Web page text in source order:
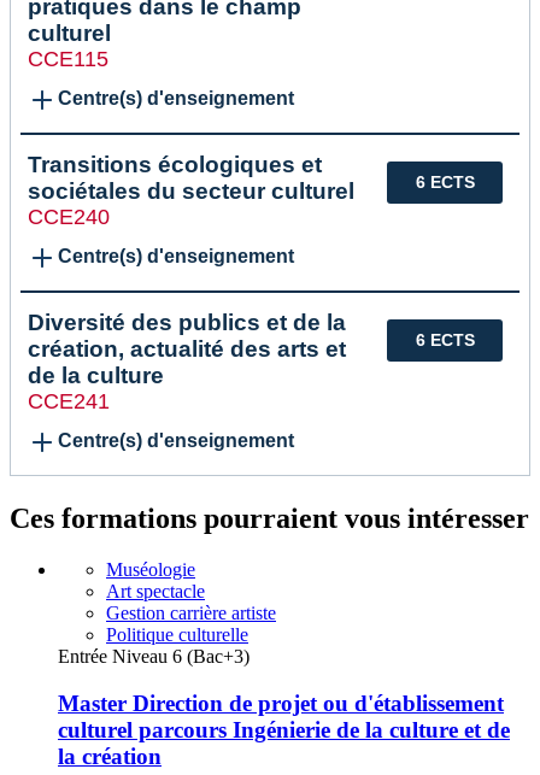
pratiques dans le champ
culturel
CCE115
Centre(s) d'enseignement
6 ECTS
Transitions écologiques et
sociétales du secteur culturel
CCE240
Centre(s) d'enseignement
6 ECTS
Diversité des publics et de la
création, actualité des arts et
de la culture
CCE241
Centre(s) d'enseignement
Ces formations pourraient vous intéresser
Muséologie
Art spectacle
Gestion carrière artiste
Politique culturelle
Entrée Niveau 6 (Bac+3)
Master Direction de projet ou d'établissement
culturel parcours Ingénierie de la culture et de
la création